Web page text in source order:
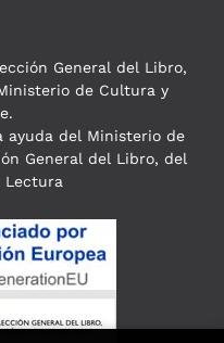
General del Libro,
de Cultura y
ayuda del Ministerio de
General del Libro, del
Lectura